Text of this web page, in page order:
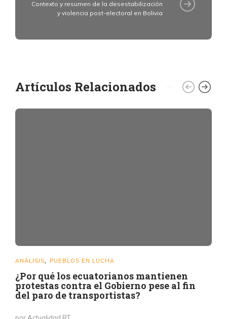
Contexto y resumen de la desestabilización
y violencia post-electoral en Bolivia
Artículos Relacionados
ANÁLISIS PUEBLOS EN LUCHA
¿Por qué los ecuatorianos mantienen
protestas contra el Gobierno pese al fin
del paro de transportistas?